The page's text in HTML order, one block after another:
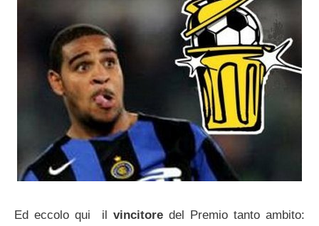
Ed eccolo qui il vincitore del Premio tanto ambito: